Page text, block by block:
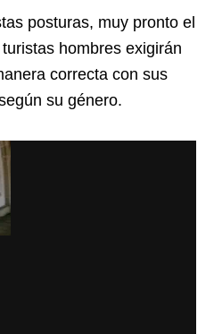
posturas, muy pronto el
hombres exigirán
correcta con sus
su género.